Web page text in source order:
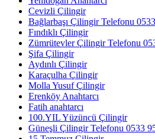
Cevizli Çilingir
Bağlarbaşı Çilingir Telefonu
Fındıklı Çilingir
Zümrütevler Çilingir Telefonu
Şifa Çilingir
Aydınlı Çilingir
Karaçulha Çilingir
Molla Yusuf Çilingir
Erenköy Anahtarcı
Fatih anahtarcı
100.YIL Yüzüncü Çilingir
Güneşli Çilingir Telefonu 0533